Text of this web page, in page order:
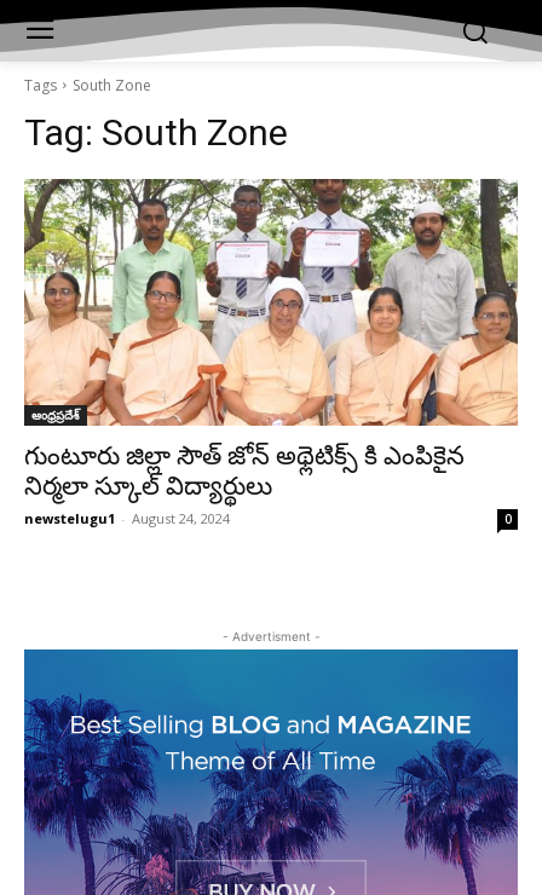
Tags South Zone
Tag: South Zone
ఆంధ్రప్రదేశ్‌
గుంటూరు జిల్లా సౌత్ జోన్ అథ్లెటిక్స్ కి ఎంపికైన
నిర్మలా స్కూల్ విద్యార్థులు
newstelugu1 - August 24, 2024 0
- Advertisment -